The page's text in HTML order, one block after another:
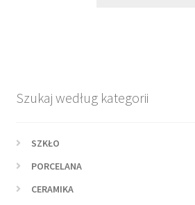
Szukaj według kategorii
SZKŁO
PORCELANA
CERAMIKA